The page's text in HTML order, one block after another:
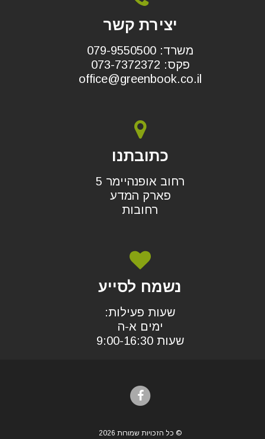
יצירת קשר
משרד: 079-9550500
פקס: 073-7372372
office@greenbook.co.il
כתובתנו
רחוב אופנהיימר 5
פארק המדע
רחובות
נשמח לסייע
שעות פעילות:
ימים א-ה
שעות 9:00-16:30
© כל הזכויות שמורות 2026